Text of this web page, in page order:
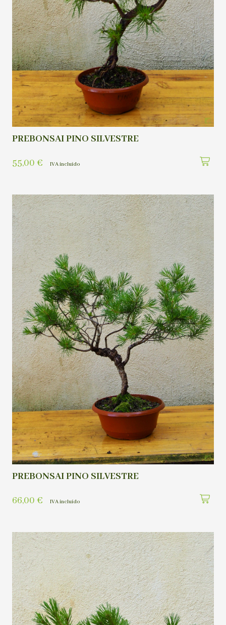
PREBONSAI PINO SILVESTRE
55,00 € IVA incluído
PREBONSAI PINO SILVESTRE
66,00 € IVA incluído